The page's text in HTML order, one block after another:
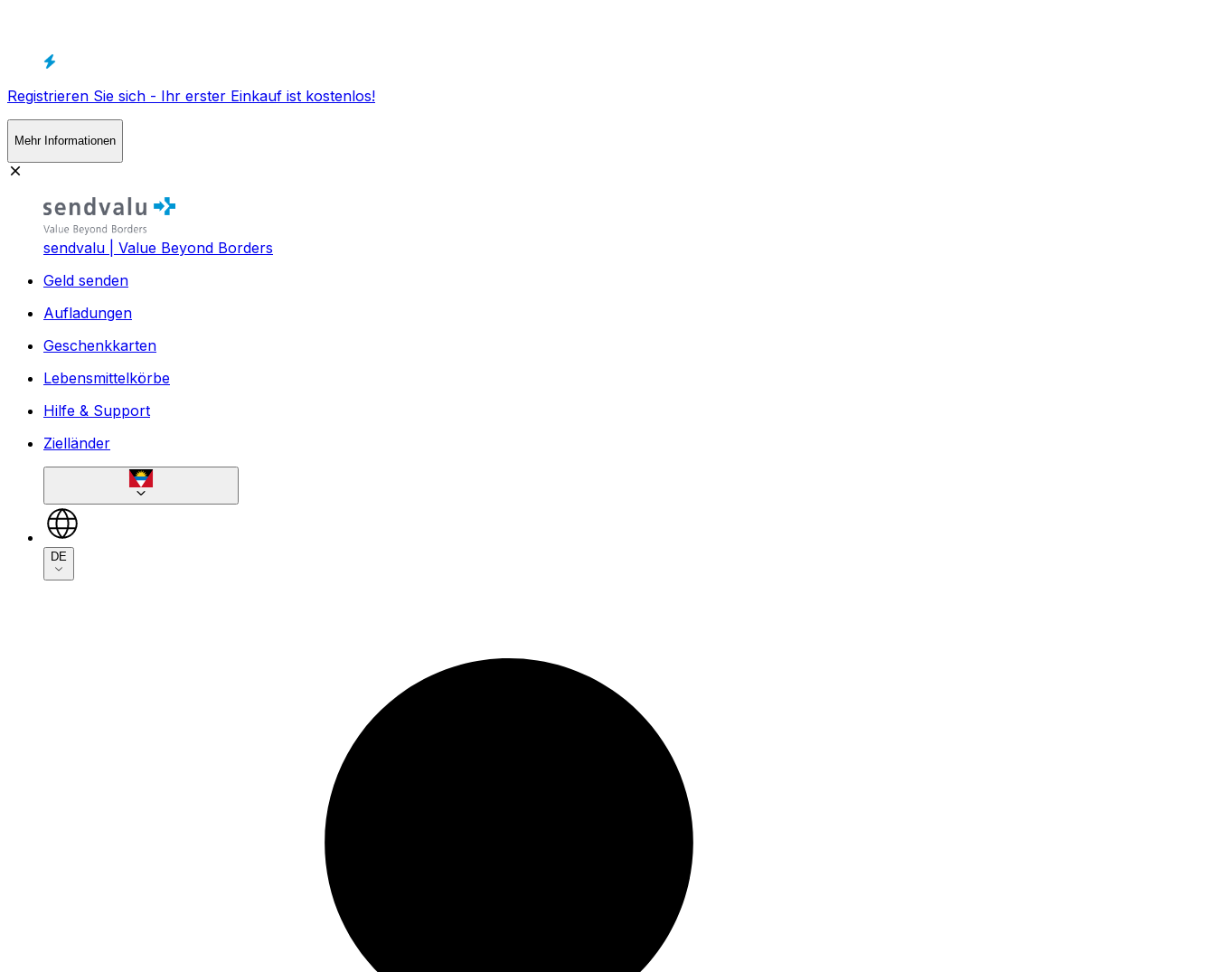
Registrieren Sie sich - Ihr erster Einkauf ist kostenlos!
Mehr Informationen
sendvalu | Value Beyond Borders
Geld senden
Aufladungen
Geschenkkarten
Lebensmittelkörbe
Hilfe & Support
Zielländer
DE